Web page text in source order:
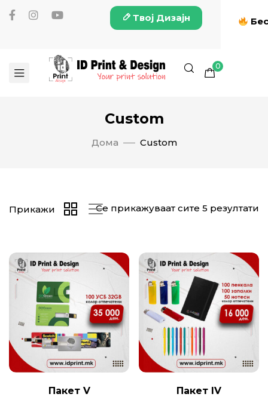
Твој Дизајн
0
Custom
Дома Custom
Се прикажуваат сите 5 резултати
Прикажи
Пакет V Пакет IV